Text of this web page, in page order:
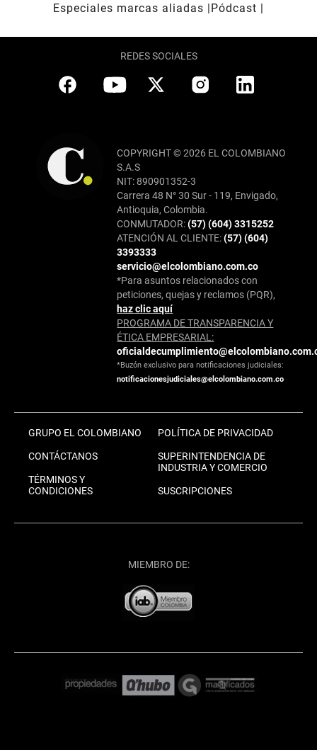
Especiales marcas aliadas
Pódcast
REDES SOCIALES
COPYRIGHT © 2026 EL COLOMBIANO
S.A.S
NIT: 890901352-3
Carrera 48 N° 30 Sur - 119, Envigado,
Antioquia, Colombia.
CONMUTADOR:(57) (604) 3315252
ATENCIÓN AL CLIENTE:(57) (604)
3393333
servicio@elcolombiano.com.co
*Para asuntos relacionados con
peticiones, quejas y reclamos (PQR),
haz clic aquí
PROGRAMA DE TRANSPARENCIA Y
ÉTICA EMPRESARIAL:
*Buzón exclusivo para notificaciones judiciales:
notificacionesjudiciales@elcolombiano.com.co
GRUPO EL COLOMBIANO
CONTÁCTANOS
TÉRMINOS Y
CONDICIONES
POLÍTICA DE PRIVACIDAD
SUPERINTENDENCIA DE
INDUSTRIA Y COMERCIO
SUSCRIPCIONES
MIEMBRO DE: